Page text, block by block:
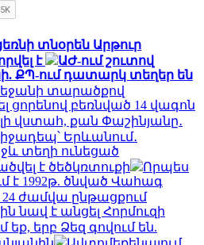
տնօրեն Արթուր
է
ԱԺ-ում շուտով
ՔՊ-ում դատարկ տեղեր են
տարածքով
ցորենով բեռնված 14 վագոն
վստահ, քան Փաշինյանը․
Երևանում․
տեղի ունեցած
է ծեծկռտուքի
Որպես
է 1992թ. ծնված Վահագ
24 ժամվա ընթացքում
նավ է անցել Հորմուզի
եք, երբ Ձեզ գովում են.